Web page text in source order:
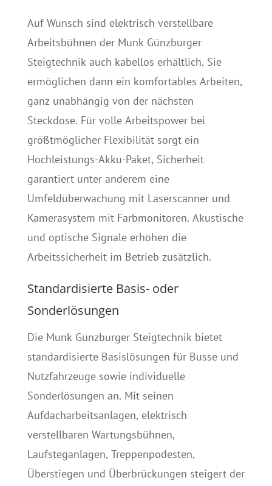
Auf Wunsch sind elektrisch verstellbare
Arbeitsbühnen der Munk Günzburger
Steigtechnik auch kabellos erhältlich. Sie
ermöglichen dann ein komfortables Arbeiten,
ganz unabhängig von der nächsten
Steckdose. Für volle Arbeitspower bei
größtmöglicher Flexibilität sorgt ein
Hochleistungs-Akku-Paket, Sicherheit
garantiert unter anderem eine
Umfeldüberwachung mit Laserscanner und
Kamerasystem mit Farbmonitoren. Akustische
und optische Signale erhöhen die
Arbeitssicherheit im Betrieb zusätzlich.
Standardisierte Basis- oder
Sonderlösungen
Die Munk Günzburger Steigtechnik bietet
standardisierte Basislösungen für Busse und
Nutzfahrzeuge sowie individuelle
Sonderlösungen an. Mit seinen
Aufdacharbeitsanlagen, elektrisch
verstellbaren Wartungsbühnen,
Laufsteganlagen, Treppenpodesten,
Überstiegen und Überbrückungen steigert der